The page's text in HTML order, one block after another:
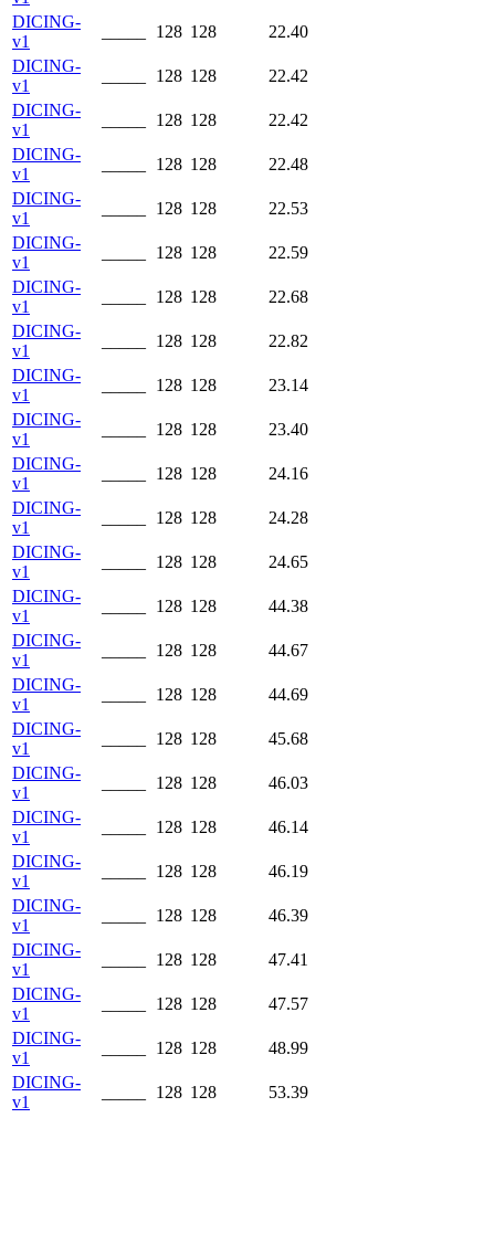
DICING-
v1
128 128
22.40
DICING-
v1
128 128
22.42
DICING-
v1
128 128
22.42
DICING-
v1
128 128
22.48
DICING-
v1
128 128
22.53
DICING-
v1
128 128
22.59
DICING-
v1
128 128
22.68
DICING-
v1
128 128
22.82
DICING-
v1
128 128
23.14
DICING-
v1
128 128
23.40
DICING-
v1
128 128
24.16
DICING-
v1
128 128
24.28
DICING-
v1
128 128
24.65
DICING-
v1
128 128
44.38
DICING-
v1
128 128
44.67
DICING-
v1
128 128
44.69
DICING-
v1
128 128
45.68
DICING-
v1
128 128
46.03
DICING-
v1
128 128
46.14
DICING-
v1
128 128
46.19
DICING-
v1
128 128
46.39
DICING-
v1
128 128
47.41
DICING-
v1
128 128
47.57
DICING-
v1
128 128
48.99
DICING-
v1
128 128 53.39